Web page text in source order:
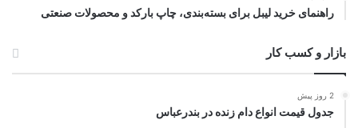
راهنمای خرید لیبل برای بسته‌بندی، چاپ بارکد و محصولات صنعتی
بازار و کسب کار
2 روز پیش
جدول قیمت انواع دام زنده در بندرعباس